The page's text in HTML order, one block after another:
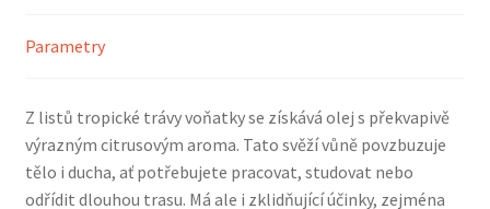
Parametry
Z listů tropické trávy voňatky se získává olej s překvapivě
výrazným citrusovým aroma. Tato svěží vůně povzbuzuje
tělo i ducha, ať potřebujete pracovat, studovat nebo
odřídit dlouhou trasu. Má ale i zklidňující účinky, zejména